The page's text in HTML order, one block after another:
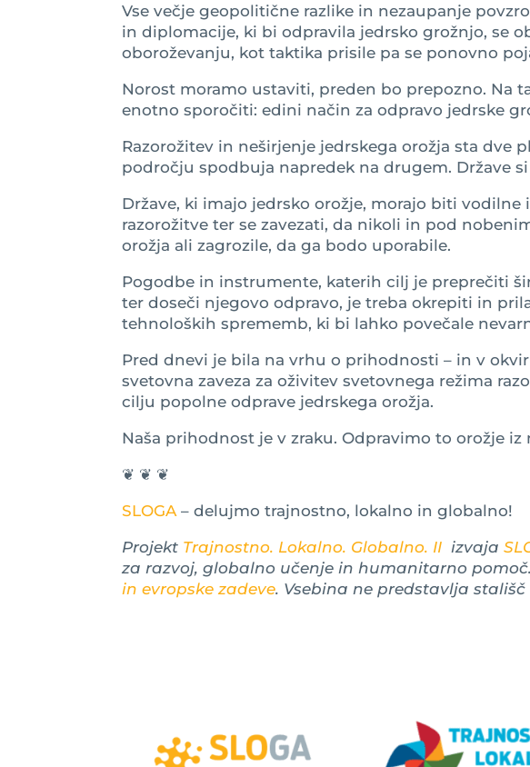
Vse večje geopolitične razlike in nezaupanje
in diplomacije, ki bi odpravila jedrsko grožnjo, se
oboroževanju, kot taktika prisile pa se ponovno
Norost moramo ustaviti, preden bo prepozno. Na
enotno sporočiti: edini način za odpravo jedrske
Razorožitev in neširjenje jedrskega orožja sta dve
področju spodbuja napredek na drugem. Države
Države, ki imajo jedrsko orožje, morajo biti
razorožitve ter se zavezati, da nikoli in pod
orožja ali zagrozile, da ga bodo uporabile.
Pogodbe in instrumente, katerih cilj je preprečiti
ter doseči njegovo odpravo, je treba okrepiti in
tehnoloških sprememb, ki bi lahko povečale
Pred dnevi je bila na vrhu o prihodnosti – in v
svetovna zaveza za oživitev svetovnega režima
cilju popolne odprave jedrskega orožja.
Naša prihodnost je v zraku. Odpravimo to orožje iz
❦ ❦ ❦
SLOGA – delujmo trajnostno, lokalno in globalno!
Projekt Trajnostno. Lokalno. Globalno. II izvaja
za razvoj, globalno učenje in humanitarno
in evropske zadeve. Vsebina ne predstavlja